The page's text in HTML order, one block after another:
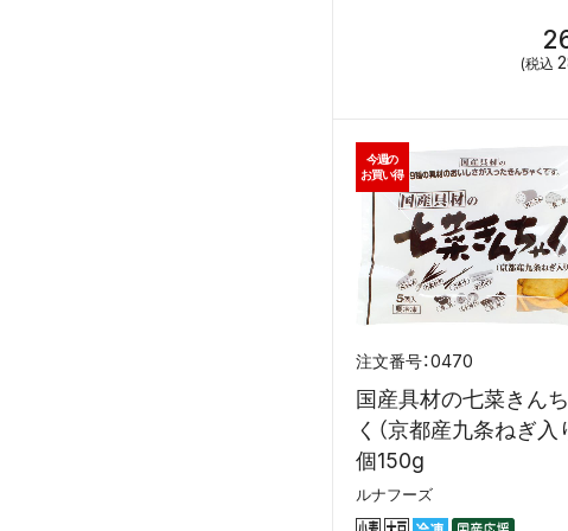
(税込
0470
国産具材の七菜きん
く（京都産九条ねぎ入
個150g
ルナフーズ
今週の
お買い得